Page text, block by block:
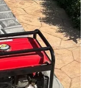
ಗ್ರಾಮದವನು. ಪಬ್ಲಿಕ್
ಏಷ್ಯಾನೆಟ್ ಕನ್ನಡ ಸೇರಿ
ಎಂ.ಕಾಂ. ಓದಿ
ಆಕರ್ಷಿಸಿದ್ದು
ಬರೆಯಬಲ್ಲೆ. ಓಟಿಟಿ